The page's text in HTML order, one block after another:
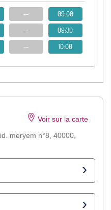
--
--
--
09:00
09:30
10:00
meryem n°8, 40000,
Voir sur la carte